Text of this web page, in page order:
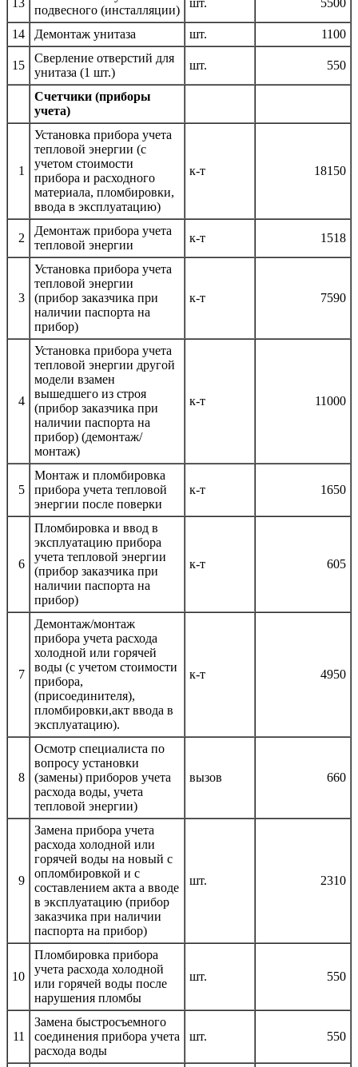
13
подвесного (инсталляции)
шт. 5500
14 Демонтаж унитаза шт. 1100
15
Cверление отверстий для
унитаза (1 шт.)
шт. 550
Счетчики (приборы
учета)
1
Установка прибора учета
тепловой энергии (с
учетом стоимости
прибора и расходного
материала, пломбировки,
ввода в эксплуатацию)
к-т 18150
2
Демонтаж прибора учета
тепловой энергии
к-т 1518
3
Установка прибора учета
тепловой энергии
(прибор заказчика при
наличии паспорта на
прибор)
к-т 7590
4
Установка прибора учета
тепловой энергии другой
модели взамен
вышедшего из строя
(прибор заказчика при
наличии паспорта на
прибор) (демонтаж/
монтаж)
к-т 11000
5
Монтаж и пломбировка
прибора учета тепловой
энергии после поверки
к-т 1650
6
Пломбировка и ввод в
эксплуатацию прибора
учета тепловой энергии
(прибор заказчика при
наличии паспорта на
прибор)
к-т 605
7
Демонтаж/монтаж
прибора учета расхода
холодной или горячей
воды (с учетом стоимости
прибора,
(присоединителя),
пломбировки,акт ввода в
эксплуатацию).
к-т 4950
8
Осмотр специалиста по
вопросу установки
(замены) приборов учета
расхода воды, учета
тепловой энергии)
вызов 660
9
Замена прибора учета
расхода холодной или
горячей воды на новый с
опломбировкой и с
составлением акта а вводе
в эксплуатацию (прибор
заказчика при наличии
паспорта на прибор)
шт. 2310
10
Пломбировка прибора
учета расхода холодной
или горячей воды после
нарушения пломбы
шт. 550
11
Замена быстросъемного
соединения прибора учета
расхода воды
шт. 550